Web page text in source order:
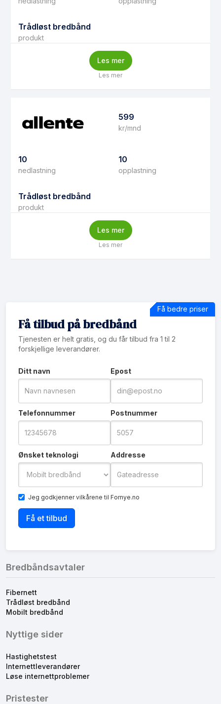
Trådløst bredbånd
produkt
Les mer
Les mer
599
kr/mnd
10
nedlastning
10
opplastning
Trådløst bredbånd
produkt
Les mer
Les mer
Få tilbud på bredbånd
Tjenesten er helt gratis, og du får tilbud fra 1 til 2
forskjellige leverandører.
Ditt navn Epost
Telefonnummer Postnummer
Ønsket teknologi Addresse
Jeg godkjennervilkårene til Fornye.no
Få bedre priser
Bredbåndsavtaler
Fibernett
Trådløst bredbånd
Mobilt bredbånd
Nyttige sider
Hastighetstest
Internettleverandører
Løse internettproblemer
Pristester